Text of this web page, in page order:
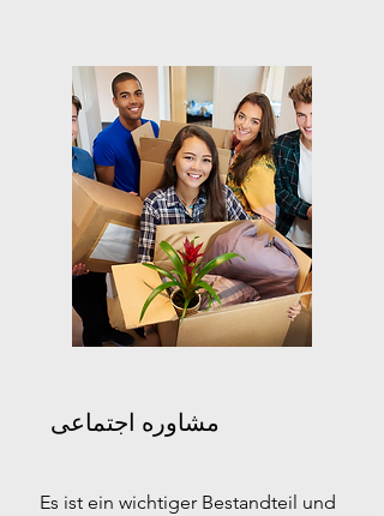
مشاوره اجتماعی
Es ist ein wichtiger Bestandteil und